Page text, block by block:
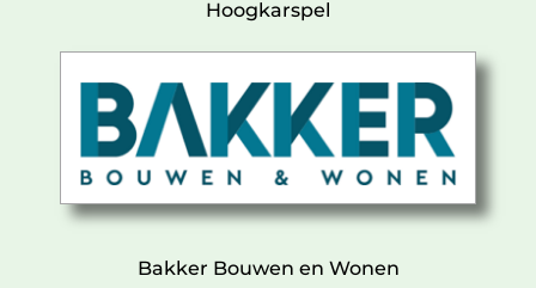
Hoogkarspel
Bakker Bouwen en Wonen